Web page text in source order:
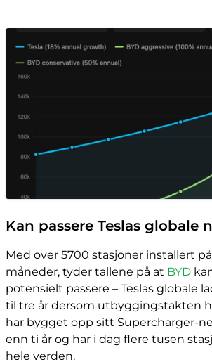
Kan passere Teslas globale
Med over 5700 stasjoner installert
måneder, tyder tallene på at BYD
potensielt passere – Teslas globale
til tre år dersom utbyggingstakten
har bygget opp sitt Supercharger-
enn ti år og har i dag flere tusen
hele verden.